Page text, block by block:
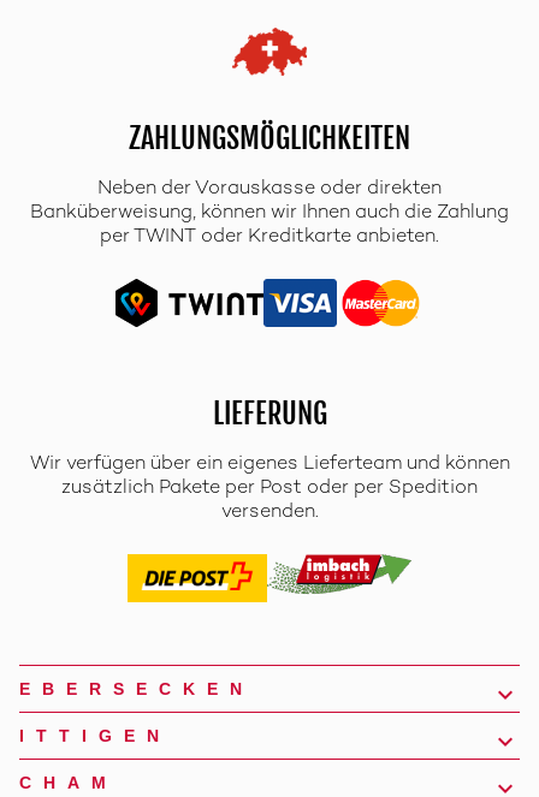
ZAHLUNGSMÖGLICHKEITEN
Neben der Vorauskasse oder direkten
Banküberweisung, können wir Ihnen auch die Zahlung
per TWINT oder Kreditkarte anbieten.
LIEFERUNG
Wir verfügen über ein eigenes Lieferteam und können
zusätzlich Pakete per Post oder per Spedition
versenden.
EBERSECKEN
ITTIGEN
CHAM